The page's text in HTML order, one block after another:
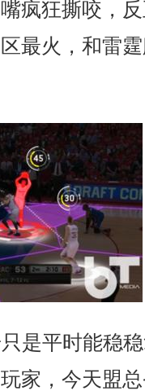
疯狂撕咬，
最火，和雷
是平时能稳
家，今天盟